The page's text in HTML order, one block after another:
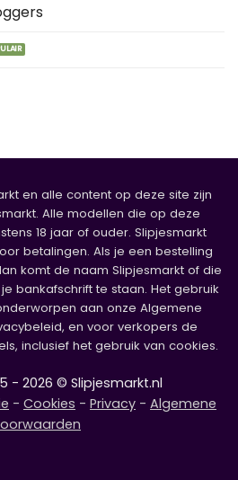
en alle content op deze site zijn
Alle modellen die op deze
18 jaar of ouder. Slipjesmarkt
betalingen. Als je een bestelling
komt de naam Slipjesmarkt of die
bankafschrift te staan. Het gebruik
aan onze Algemene
en voor verkopers de
inclusief het gebruik van cookies.
- 2026 © Slipjesmarkt.nl
- Cookies - Privacy - Algemene